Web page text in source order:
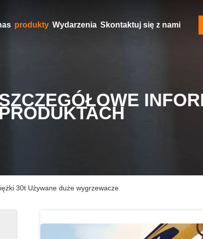
produkty Wydarzenia Skontaktuj się z nami
PRODUKTACH
30t Używane duże wygrzewacze